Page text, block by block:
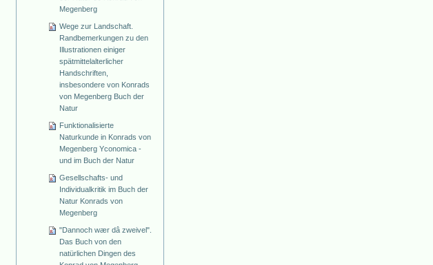
Megenberg
Wege zur Landschaft.
Randbemerkungen zu den
Illustrationen einiger
spätmittelalterlicher
Handschriften,
insbesondere von Konrads
von Megenberg Buch der
Natur
Funktionalisierte
Naturkunde in Konrads von
Megenberg Yconomica -
und im Buch der Natur
Gesellschafts- und
Individualkritik im Buch der
Natur Konrads von
Megenberg
"Dannoch wær dâ zweivel".
Das Buch von den
natürlichen Dingen des